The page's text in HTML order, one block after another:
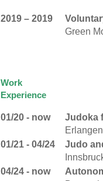
2019 – 2019
Green
Work
Experience
01/20 - now
Judoka
01/21 - 04/24
Judo
04/24 - now